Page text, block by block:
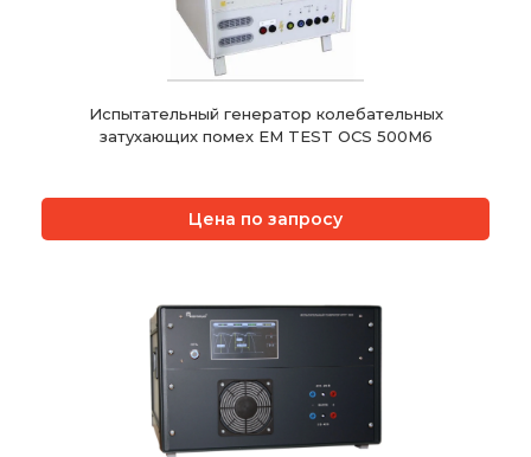
Испытательный генератор колебательных
затухающих помех EM TEST OCS 500M6
Цена по запросу